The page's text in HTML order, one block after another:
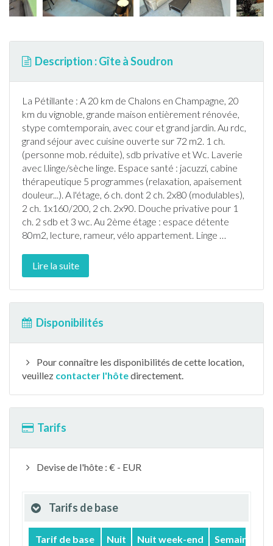
Description : Gîte à Soudron
La Pétillante : A 20 km de Chalons en Champagne, 20
km du vignoble, grande maison entièrement rénovée,
stype comtemporain, avec cour et grand jardin. Au rdc,
grand séjour avec cuisine ouverte sur 72 m2. 1 ch.
(personne mob. réduite), sdb privative et Wc. Laverie
avec l.linge/sèche linge. Espace santé : jacuzzi, cabine
thérapeutique 5 programmes (relaxation, apaisement
douleur...). A l'étage, 6 ch. dont 2 ch. 2x80 (modulables),
2 ch. 1x160/200, 2 ch. 2x90. Douche privative pour 1
ch. 2 sdb et 3 wc. Au 2ème étage : espace détente
80m2, lecture, rameur, vélo appartement. Linge …
Lire la suite
Disponibilités
Pour connaître les disponibilités de cette location,
veuillez contacter l'hôtedirectement.
Tarifs
Devise de l'hôte : € - EUR
Tarifs de base
Tarif de base Nuit Nuit week-end Semaine